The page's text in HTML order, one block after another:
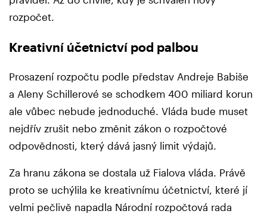
rozpočet.
Kreativní účetnictví pod palbou
Prosazení rozpočtu podle představ Andreje Babiše
a Aleny Schillerové se schodkem 400 miliard korun
ale vůbec nebude jednoduché. Vláda bude muset
nejdřív zrušit nebo změnit zákon o rozpočtové
odpovědnosti, který dává jasný limit výdajů.
Za hranu zákona se dostala už Fialova vláda. Právě
proto se uchýlila ke kreativnímu účetnictví, které jí
velmi pečlivě napadla Národní rozpočtová rada